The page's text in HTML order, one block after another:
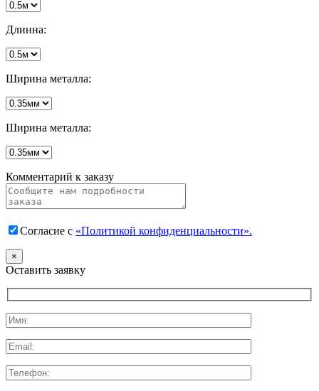
Длинна:
Ширина металла:
Ширина металла:
Комментарий к заказу
Согласие с «Политикой конфиденциальности».
×
Оставить заявку